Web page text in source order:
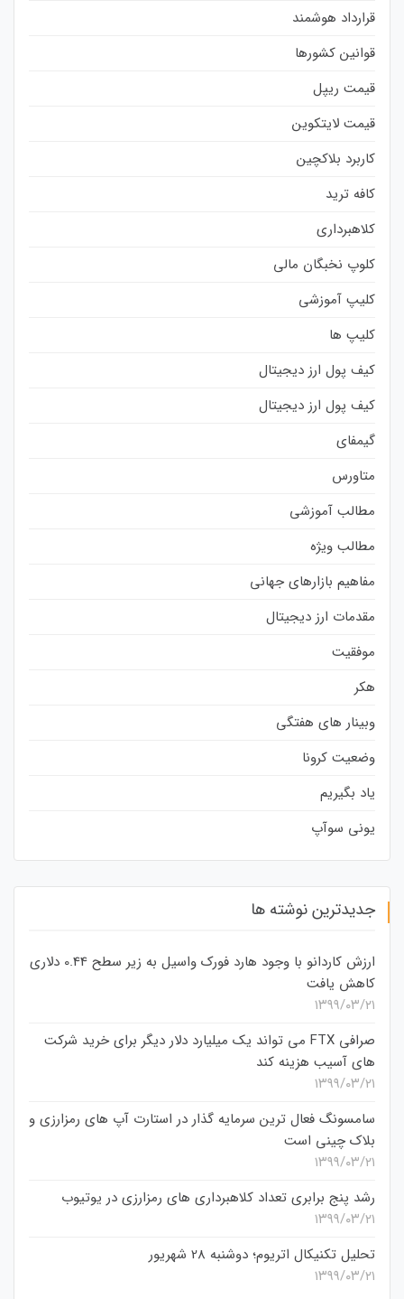
قرارداد هوشمند
قوانین کشورها
قیمت ریپل
قیمت لایتکوین
کاربرد بلاکچین
کافه ترید
کلاهبرداری
کلوپ نخبگان مالی
کلیپ آموزشی
کلیپ ها
کیف پول ارز دیجیتال
کیف پول ارز دیجیتال
گیمفای
متاورس
مطالب آموزشی
مطالب ویژه
مفاهیم بازارهای جهانی
مقدمات ارز دیجیتال
موفقیت
هکر
وبینار های هفتگی
وضعیت کرونا
یاد بگیریم
یونی سوآپ
جدیدترین نوشته ها
ارزش کاردانو با وجود هارد فورک واسیل به زیر سطح 0.44 دلاری
کاهش یافت
۱۳۹۹/۰۳/۲۱
صرافی FTX می تواند یک میلیارد دلار دیگر برای خرید شرکت
های آسیب هزینه کند
۱۳۹۹/۰۳/۲۱
سامسونگ فعال‌ ترین سرمایه‌ گذار در استارت‌ آپ‌ های رمزارزی و
بلاک چینی است
۱۳۹۹/۰۳/۲۱
رشد پنج برابری تعداد کلاهبرداری های رمزارزی در یوتیوب
۱۳۹۹/۰۳/۲۱
تحلیل تکنیکال اتریوم؛ دوشنبه 28 شهریور
۱۳۹۹/۰۳/۲۱